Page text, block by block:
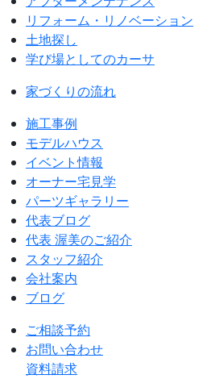
リフォーム・リノベーション
土地探し
学び場としてのカーサ
家づくりの流れ
施工事例
モデルハウス
イベント情報
オーナー宅見学
パーツギャラリー
代表ブログ
代表 渥美のご紹介
スタッフ紹介
会社案内
ブログ
ご相談予約
お問い合わせ
資料請求